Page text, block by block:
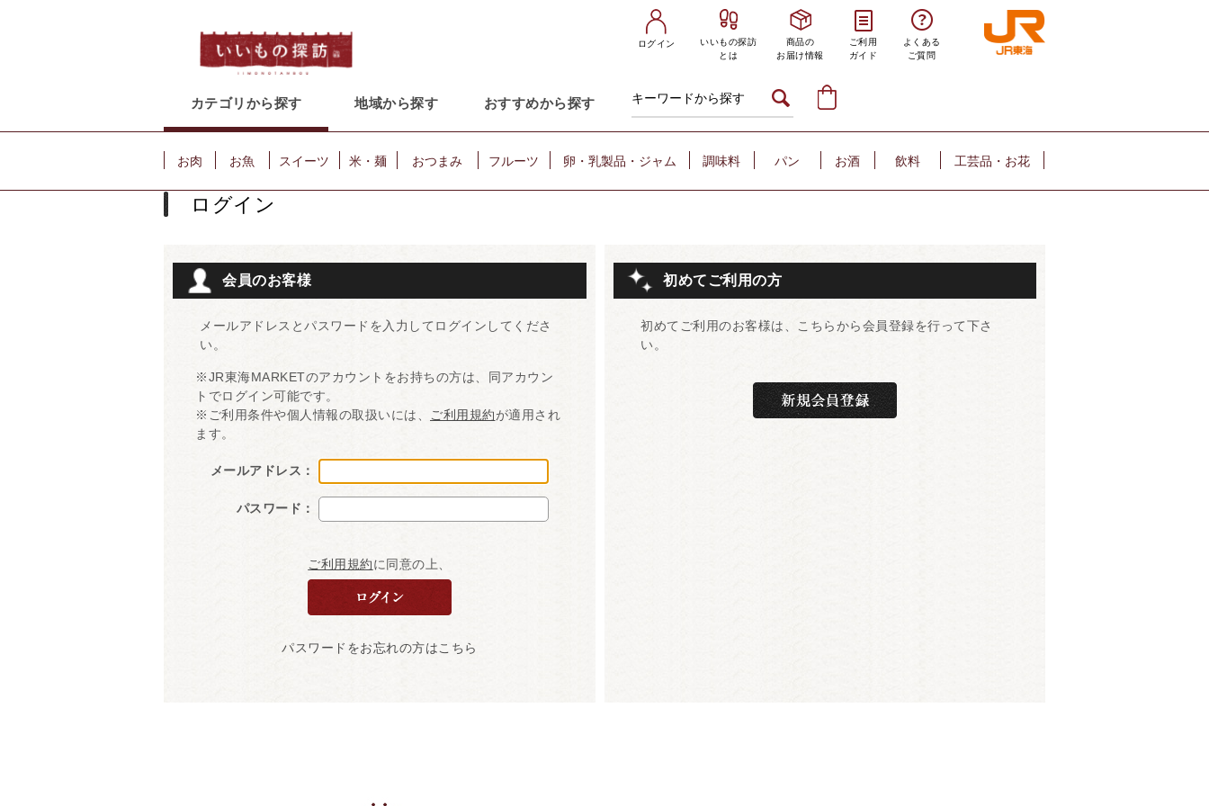
ログイン
いいもの探訪
とは
商品の
お届け情報
ご利用
ガイド
よくある
ご質問
カテゴリから探す 地域から探す おすすめから探す
お肉 お魚 スイーツ 米・麺 おつまみ フルーツ 卵・乳製品・ジャム 調味料 パン お酒 飲料 工芸品・お花
ログイン
会員のお客様
メールアドレスとパスワードを入力してログインしてくださ
い。
※JR東海MARKETのアカウントをお持ちの方は、同アカウン
トでログイン可能です。
※ご利用条件や個人情報の取扱いには、
ご利用規約が適用され
ます。
メールアドレス：
パスワード：
ご利用規約に同意の上、
パスワードをお忘れの方はこちら
初めてご利用の方
初めてご利用のお客様は、こちらから会員登録を行って下さ
い。